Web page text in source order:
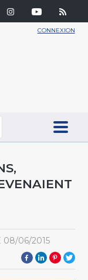
CONNEXION
08/06/2015